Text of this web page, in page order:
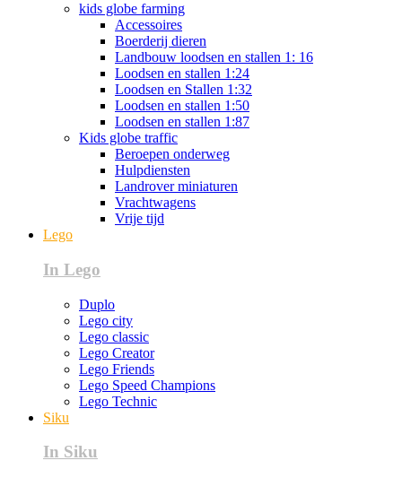
kids globe farming
Accessoires
Boerderij dieren
Landbouw loodsen en stallen 1: 16
Loodsen en stallen 1:24
Loodsen en Stallen 1:32
Loodsen en stallen 1:50
Loodsen en stallen 1:87
Kids globe traffic
Beroepen onderweg
Hulpdiensten
Landrover miniaturen
Vrachtwagens
Vrije tijd
Lego
In Lego
Duplo
Lego city
Lego classic
Lego Creator
Lego Friends
Lego Speed Champions
Lego Technic
Siku
In Siku